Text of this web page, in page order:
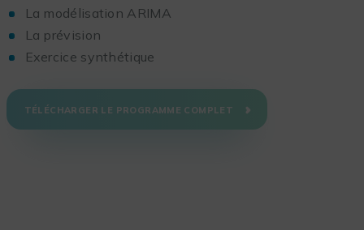
La modélisation ARIMA
La prévision
Exercice synthétique
TÉLÉCHARGER LE PROGRAMME COMPLET